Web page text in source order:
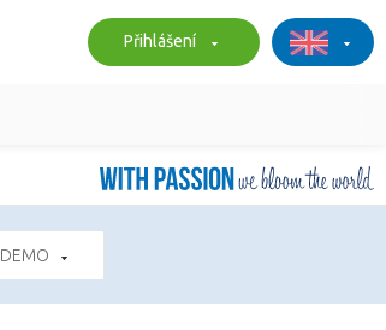
Přihlášení
DEMO